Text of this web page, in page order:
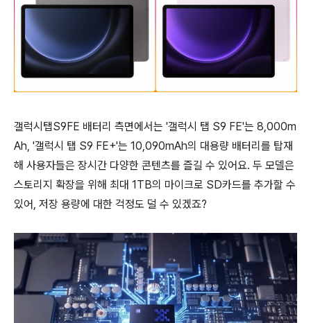
갤럭시탭S9FE 배터리 측면에서는 '갤럭시 탭 S9 FE'는 8,000m
Ah, '갤럭시 탭 S9 FE+'는 10,090mAh의 대용량 배터리를 탑재
해 사용자들은 장시간 다양한 콘텐츠를 즐길 수 있어요. 두 모델은
스토리지 확장을 위해 최대 1TB의 마이크로 SD카드를 추가할 수
있어, 저장 용량에 대한 걱정도 덜 수 있겠죠?